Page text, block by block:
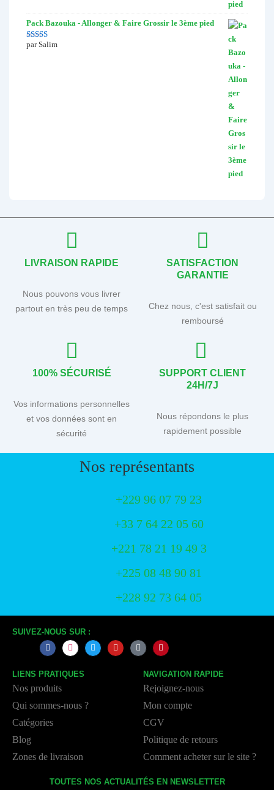
Pack Bazouka - Allonger & Faire Grossir le 3ème pied
Note5sur 5
par Salim
LIVRAISON RAPIDE
Nous pouvons vous livrer
partout en très peu de temps
SATISFACTION
GARANTIE
Chez nous, c'est satisfait ou
remboursé
100% SÉCURISÉ
Vos informations personnelles
et vos données sont en
sécurité
SUPPORT CLIENT
24H/7J
Nous répondons le plus
rapidement possible
Nos représentants
+229 96 07 79 23
+33 7 64 22 05 60
+221 78 21 19 49 3
+225 08 48 90 81
+228 92 73 64 05
SUIVEZ-NOUS SUR :
LIENS PRATIQUES
Nos produits
Qui sommes-nous ?
Catégories
Blog
Zones de livraison
NAVIGATION RAPIDE
Rejoignez-nous
Mon compte
CGV
Politique de retours
Comment acheter sur le site ?
TOUTES NOS ACTUALITÉS EN NEWSLETTER